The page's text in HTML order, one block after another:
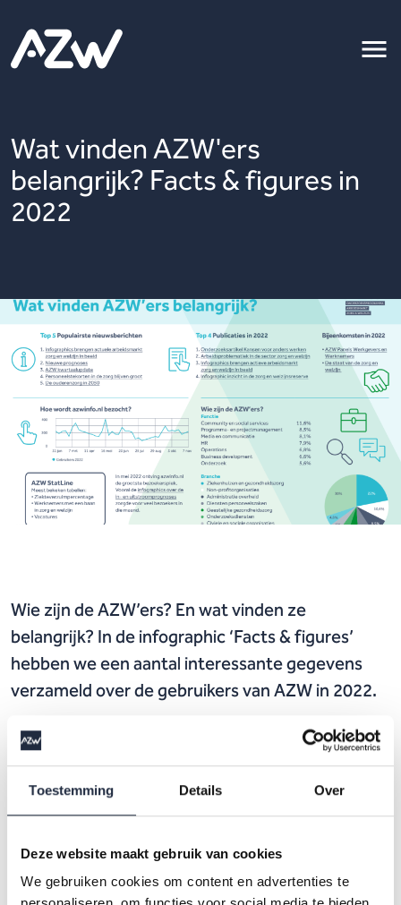
Toestemming Details Over
Deze website maakt gebruik van cookies
We gebruiken cookies om content en advertenties te
Wat vinden AZW'ers
belangrijk? Facts & figures in
2022
Wie zijn de AZW’ers? En wat vinden ze
belangrijk? In de infographic ‘Facts & figures’
hebben we een aantal interessante gegevens
verzameld over de gebruikers van AZW in 2022.
Downloads
pdf
22124-azw-infographic-overzicht-2022-6.p
df